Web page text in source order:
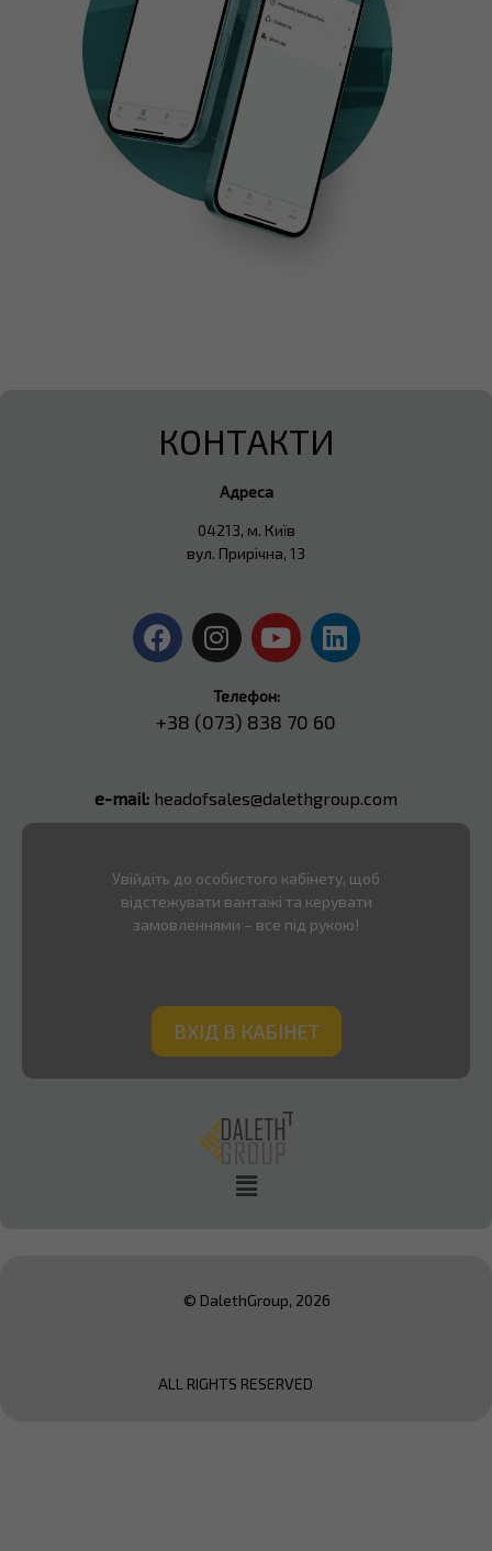
КОНТАКТИ
Адреса
04213, м. Київ
вул. Прирічна, 13
Телефон:
+38 (073) 838 70 60
e-mail: headofsales@dalethgroup.com
Увійдіть до особистого кабінету, щоб
відстежувати вантажі та керувати
замовленнями – все під рукою!
ВХІД В КАБІНЕТ
© DalethGroup, 2026
ALL RIGHTS RESERVED